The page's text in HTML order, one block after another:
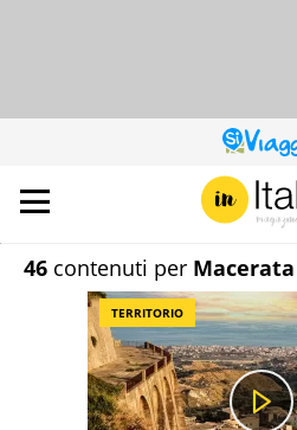
SITO
DI
46 contenuti per Macerata
TERRITORIO